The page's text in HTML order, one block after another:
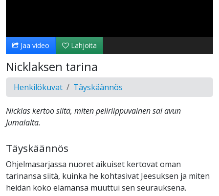
Jaa video Lahjoita
Nicklaksen tarina
Henkilökuvat Täyskäännös
Nicklas kertoo siitä, miten peliriippuvainen sai avun
Jumalalta.
Täyskäännös
Ohjelmasarjassa nuoret aikuiset kertovat oman
tarinansa siitä, kuinka he kohtasivat Jeesuksen ja miten
heidän koko elämänsä muuttui sen seurauksena.